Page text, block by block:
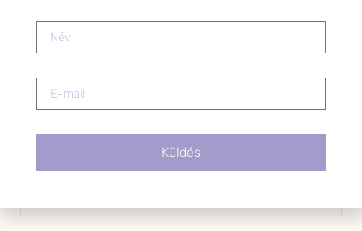
hírleveleket küldjön nekem.
A hírlevélről bármikor
linkre kattintva.
Küldés